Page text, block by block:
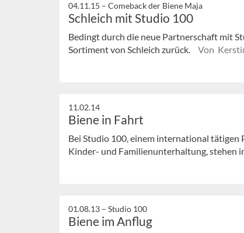
04.11.15 – Comeback der Biene Maja
Schleich mit Studio 100
Bedingt durch die neue Partnerschaft mit
Sortiment von Schleich zurück.
Von
11.02.14
Biene in Fahrt
Bei Studio 100, einem international
Kinder- und Familienunterhaltung, stehen
01.08.13 – Studio 100
Biene im Anflug